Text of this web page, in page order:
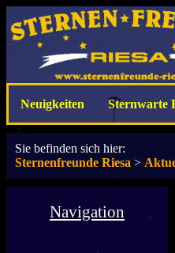
Neuigkeiten Sternwarte
Sie befinden sich hier:
Sternenfreunde Riesa >
Navigation